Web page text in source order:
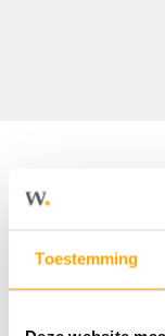
Toestemming
Welkom in